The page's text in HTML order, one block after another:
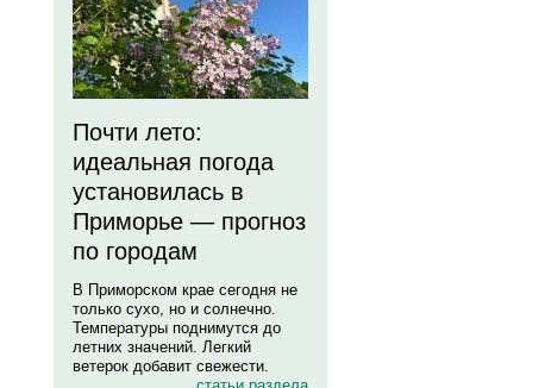
Почти лето:
идеальная погода
установилась в
Приморье — прогноз
по городам
В Приморском крае сегодня не
только сухо, но и солнечно.
Температуры поднимутся до
летних значений. Легкий
ветерок добавит свежести.